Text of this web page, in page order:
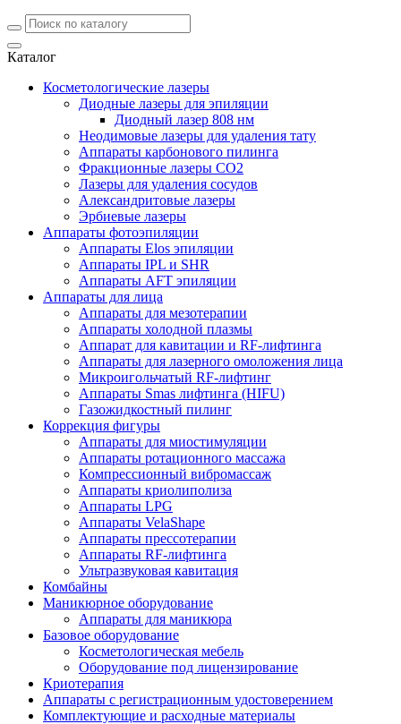
Каталог
Косметологические лазеры
Диодные лазеры для эпиляции
Диодный лазер 808 нм
Неодимовые лазеры для удаления тату
Аппараты карбонового пилинга
Фракционные лазеры CO2
Лазеры для удаления сосудов
Александритовые лазеры
Эрбиевые лазеры
Аппараты фотоэпиляции
Аппараты Elos эпиляции
Аппараты IPL и SHR
Аппараты AFT эпиляции
Аппараты для лица
Аппараты для мезотерапии
Аппараты холодной плазмы
Аппарат для кавитации и RF-лифтинга
Аппараты для лазерного омоложения лица
Микроигольчатый RF-лифтинг
Аппараты Smas лифтинга (HIFU)
Газожидкостный пилинг
Коррекция фигуры
Аппараты для миостимуляции
Аппараты ротационного массажа
Компрессионный вибромассаж
Аппараты криолиполиза
Аппараты LPG
Аппараты VelaShape
Аппараты прессотерапии
Аппараты RF-лифтинга
Ультразвуковая кавитация
Комбайны
Маникюрное оборудование
Аппараты для маникюра
Базовое оборудование
Косметологическая мебель
Оборудование под лицензирование
Криотерапия
Аппараты c регистрационным удостоверением
Комплектующие и расходные материалы